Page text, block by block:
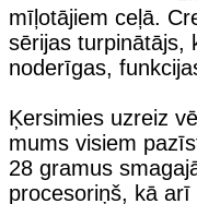
mīļotājiem ceļā.
sērijas turpinātājs,
noderīgas,
Ķersimies uzreiz
mums visiem
28 gramus
procesoriņš, kā